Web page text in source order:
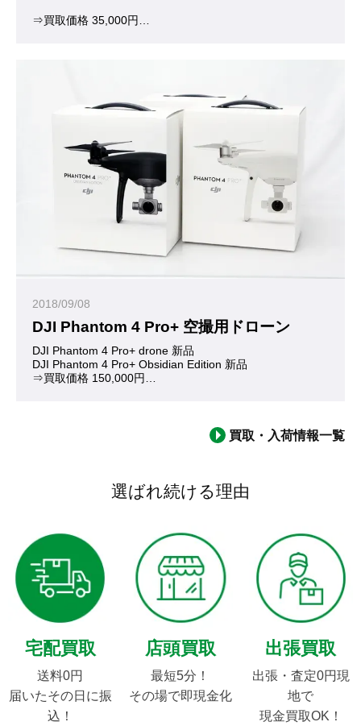
⇒買取価格 35,000円
本格的なドローン空撮がより手軽に。
199gのコンパクトドローンMavic Mini(マビック ミニ)が登場し
日本国内では法令により20g0以上の無人航空機ドローンの飛
Mavic Miniはクイックショットや3軸ジンバルカメラなど、上
軽量コンパクト・高性能・手頃な価格、と三拍子揃ったDJI
2018/09/08
DJI Phantom 4 Pro+ 空撮用ドローン
DJI Phantom 4 Pro+ drone 新品
DJI Phantom 4 Pro+ Obsidian Edition 新品
⇒買取価格 150,000円
今や空撮用ドローンの定番となったモデル『DJI Phantom4 Pro
Mavic Pro(マービックプロ)と並ぶDJI ドローン フラッグシッ
買取・入荷情報一覧
選ばれ続ける理由
宅配買取
送料0円
届いたその日に振
込！
店頭買取
最短5分！
その場で即現金化
出張買取
出張・査定0円現
地で
現金買取OK！